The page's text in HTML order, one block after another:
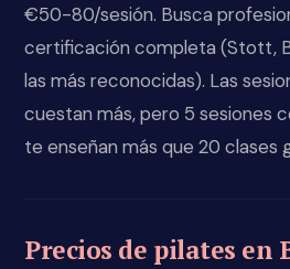
€50-80/sesión. Busca
certificación completa (Stott,
las más reconocidas). Las
cuestan más, pero 5 sesiones
te enseñan más que 20 clases
Precios de pilates en